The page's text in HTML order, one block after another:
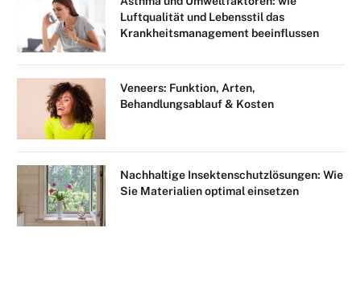
Luftqualität und Lebensstil das
Krankheitsmanagement beeinflussen
Veneers: Funktion, Arten,
Behandlungsablauf & Kosten
Nachhaltige Insektenschutzlösungen: Wie
Sie Materialien optimal einsetzen